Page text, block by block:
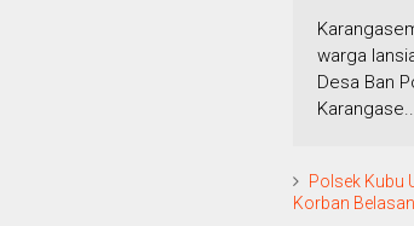
warga
Desa Ban
Polsek Kubu
Korban